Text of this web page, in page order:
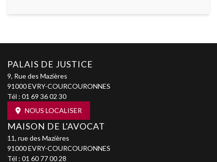
PALAIS DE JUSTICE
9, Rue des Mazières
91000 EVRY-COURCOURONNES
Tél : 01 69 36 02 30
NOUS LOCALISER
MAISON DE L'AVOCAT
11, rue des Mazières
91000 EVRY-COURCOURONNES
Tél : 01 60 77 00 28